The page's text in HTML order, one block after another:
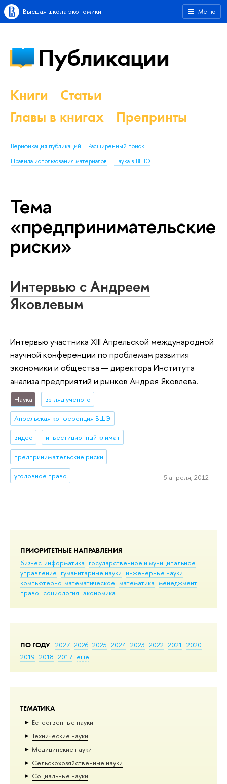
Меню
Высшая школа экономики
ПРИОРИТЕТНЫЕ НАПРАВЛЕНИЯ
бизнес-информатика государственное и муниципальное
управление гуманитарные науки инженерные науки
компьютерно-математическое математика менеджмент
право социология экономика
ПО ГОДУ 2027 2026 2025 2024 2023 2022 2021 2020
2019 2018 2017 еще
ТЕМАТИКА
Естественные науки
Тех­ничес­кие науки
Медицинские науки
Сельскохозяйственные науки
Социальные науки
Публикации
Книги
Статьи
Главы в книгах
Препринты
Верификация публикаций
Расширенный поиск
Правила использования материалов
Наука в ВШЭ
Тема
«предпринимательские
риски»
Интервью с Андреем
Яковлевым
Интервью участника XIII Апрельской международной
научной конференции по проблемам развития
экономики и общества — директора Института
анализа предприятий и рынков Андрея Яковлева.
Наука взгляд ученого
Апрельская конференция ВШЭ
видео инвестиционный климат
предпринимательские риски
уголовное право 5 апреля, 2012 г.